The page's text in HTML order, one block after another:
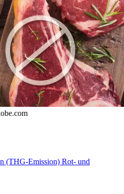
(THG-Emission) Rot- und